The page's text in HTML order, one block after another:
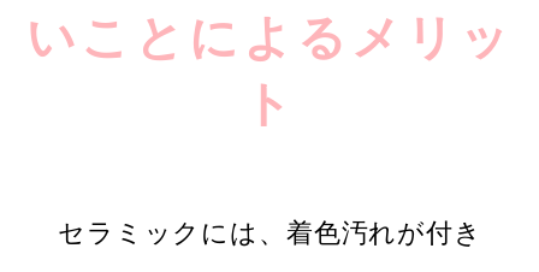
いことによるメリッ
ト
セラミックには、着色汚れが付き